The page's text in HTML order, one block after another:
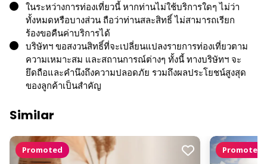
ในระหว่างการท่องเที่ยวนี้ หากท่านไม่ใช้บริการใดๆ ไม่ว่า
ทั้งหมดหรือบางส่วน ถือว่าท่านสละสิทธิ์ ไม่สามารถเรียก
ร้องขอคืนค่าบริการได้
บริษัทฯ ขอสงวนสิทธิ์ที่จะเปลี่ยนแปลงรายการท่องเที่ยวตาม
ความเหมาะสม และสถานการณ์ต่างๆ ทั้งนี้ ทางบริษัทฯ จะ
ยึดถือและคำนึงถึงความปลอดภัย รวมถึงผลประโยชน์สูงสุด
ของลูกค้าเป็นสำคัญ
Similar
Promoted Promoted